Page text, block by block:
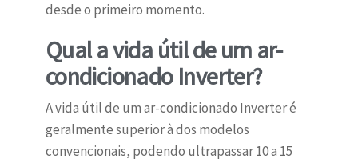
desde o primeiro momento.
Qual a vida útil de um ar-
condicionado Inverter?
A vida útil de um ar-condicionado Inverter é
geralmente superior à dos modelos
convencionais, podendo ultrapassar 10 a 15